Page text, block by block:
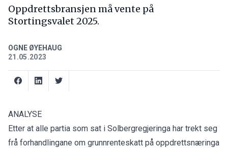
Oppdrettsbransjen må vente på
Stortingsvalet 2025.
OGNE ØYEHAUG
21.05.2023
ANALYSE
Etter at alle partia som sat i Solbergregjeringa har trekt seg
frå forhandlingane om grunnrenteskatt på oppdrettsnæringa